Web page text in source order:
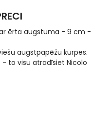
ar ērta augstuma - 9 cm -
augstpapēžu kurpes.
to visu atradīsiet Nicolo